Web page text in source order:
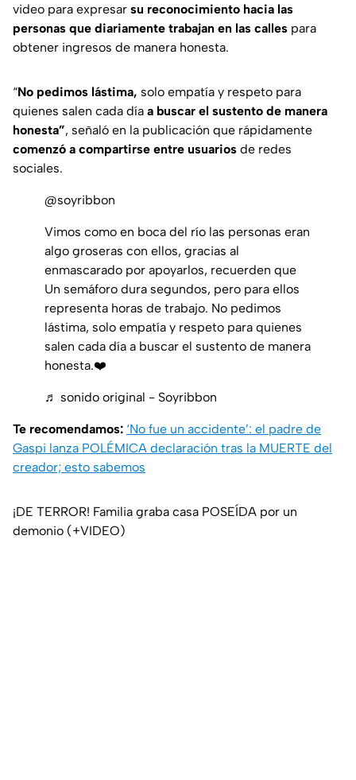
video para expresar su reconocimiento hacia las
personas que diariamente trabajan en las calles para
obtener ingresos de manera honesta.
“No pedimos lástima, solo empatía y respeto para
quienes salen cada día a buscar el sustento de manera
honesta”, señaló en la publicación que rápidamente
comenzó a compartirse entre usuarios de redes
sociales.
@soyribbon
Vimos como en boca del río las personas eran
algo groseras con ellos, gracias al
enmascarado por apoyarlos, recuerden que
Un semáforo dura segundos, pero para ellos
representa horas de trabajo. No pedimos
lástima, solo empatía y respeto para quienes
salen cada día a buscar el sustento de manera
honesta.❤️
♬ sonido original - Soyribbon
Te recomendamos: ‘No fue un accidente’: el padre de
Gaspi lanza POLÉMICA declaración tras la MUERTE del
creador; esto sabemos
¡DE TERROR! Familia graba casa POSEÍDA por un
demonio (+VIDEO)